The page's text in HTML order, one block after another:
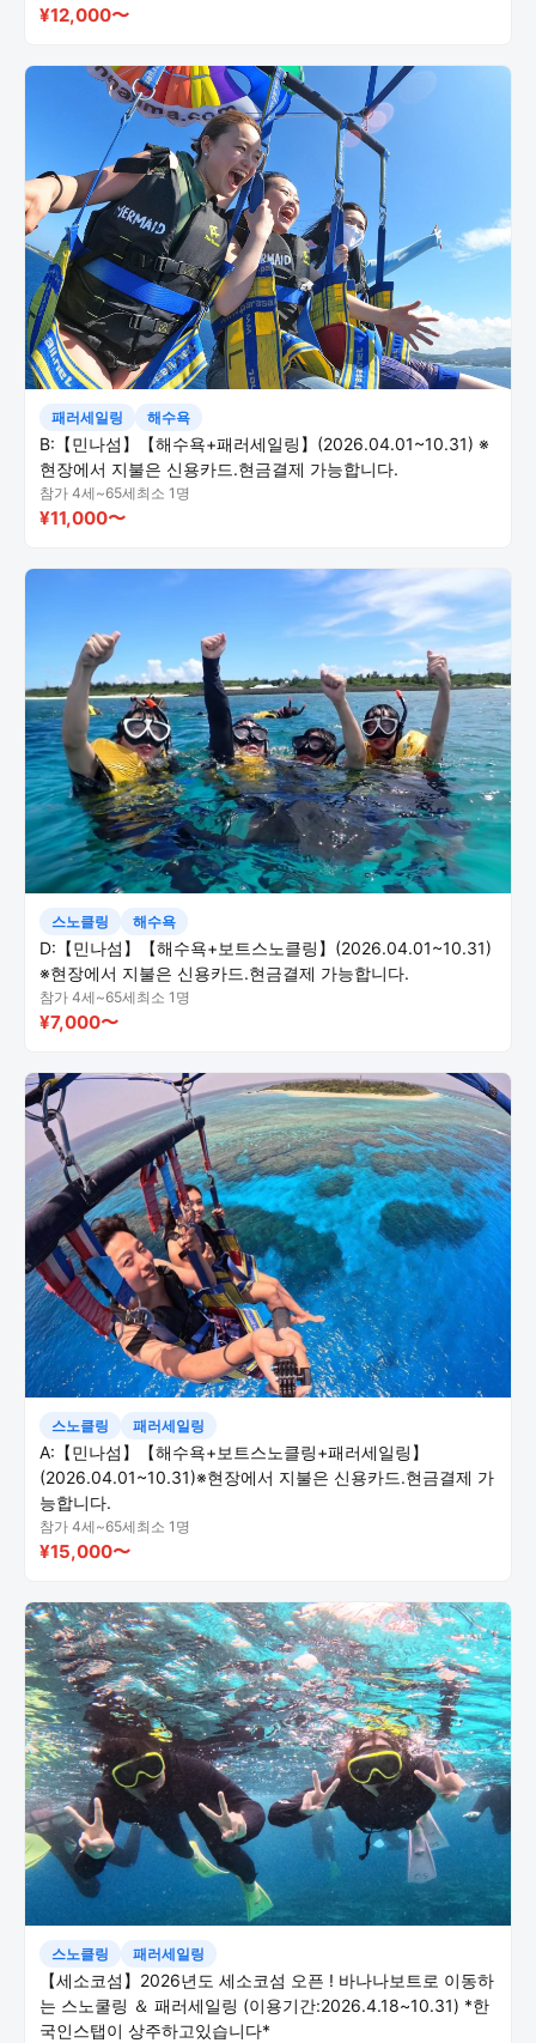
¥12,000〜
패러세일링 해수욕
B:【민나섬】【해수욕+패러세일링】(2026.04.01~10.31) ※
현장에서 지불은 신용카드.현금결제 가능합니다.
참가 4세~65세최소 1명
¥11,000〜
스노클링 해수욕
D:【민나섬】【해수욕+보트스노클링】(2026.04.01~10.31)
※현장에서 지불은 신용카드.현금결제 가능합니다.
참가 4세~65세최소 1명
¥7,000〜
스노클링 패러세일링
A:【민나섬】【해수욕+보트스노클링+패러세일링】
(2026.04.01~10.31)※현장에서 지불은 신용카드.현금결제 가
능합니다.
참가 4세~65세최소 1명
¥15,000〜
스노클링 패러세일링
【세소코섬】2026년도 세소코섬 오픈 ! 바나나보트로 이동하
는 스노쿨링 ＆ 패러세일링 (이용기간:2026.4.18~10.31) *한
국인스탭이 상주하고있습니다*